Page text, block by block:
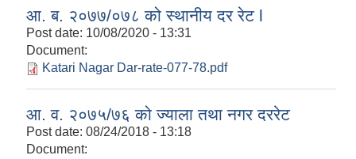
आ. ब. २०७७/०७८ को स्थानीय दर रेट l
Post date: 10/08/2020 - 13:31
Document:
Katari Nagar Dar-rate-077-78.pdf
आ. व. २०७५/७६ को ज्याला तथा नगर दररेट
Post date: 08/24/2018 - 13:18
Document: